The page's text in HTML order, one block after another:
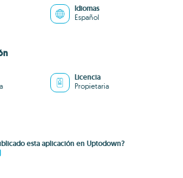
Idiomas
Español
Licencia
Propietaria
esta aplicación en Uptodown?